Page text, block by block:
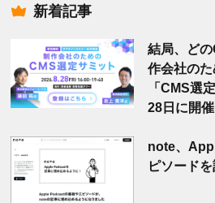
新着記事
結局、ど
作会社の
「CMS選
28日に開催
note、
ピソード